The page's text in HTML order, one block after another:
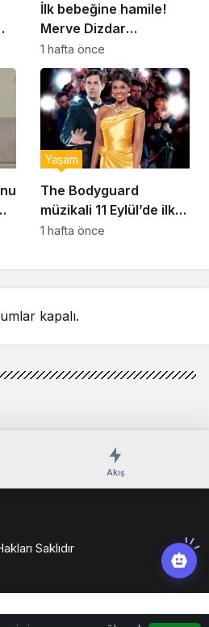
İlk bebeğine hamile!
Merve Dizdar
sessizliğini bozdu: ‘İsim
bulmak çok zor’
1 hafta önce
The Bodyguard
müzikali 11 Eylül’de ilk
kez Türkiye’de
Yaşam
1 hafta önce
kapalı.
Akış
Saklıdır